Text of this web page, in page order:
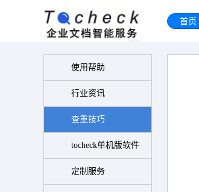
首页
使用帮助
行业资讯
查重技巧
tocheck单机版软件
定制服务